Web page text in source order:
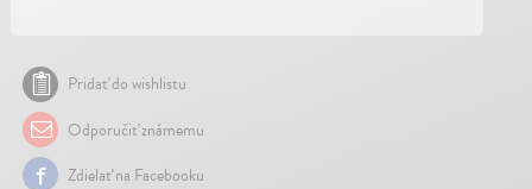
Pridať do wishlistu
Odporučiť známemu
Zdielať na Facebooku